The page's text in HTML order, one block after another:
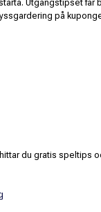
Utgångstipset får
på
du gratis speltips